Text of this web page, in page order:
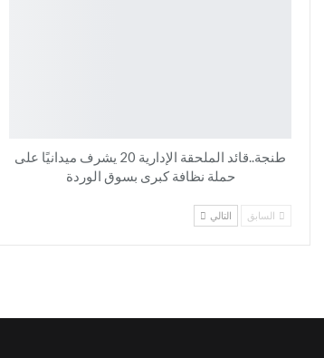
طنجة..قائد الملحقة الإدارية 20 يشرف ميدانيًا على
حملة نظافة كبرى بسوق الوردة
السابق التالي